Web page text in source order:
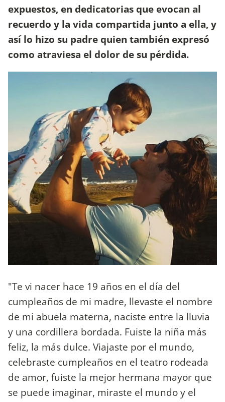
expuestos, en dedicatorias que evocan al
recuerdo y la vida compartida junto a ella, y
así lo hizo su padre quien también expresó
como atraviesa el dolor de su pérdida.
"Te vi nacer hace 19 años en el día del
cumpleaños de mi madre, llevaste el nombre
de mi abuela materna, naciste entre la lluvia
y una cordillera bordada. Fuiste la niña más
feliz, la más dulce. Viajaste por el mundo,
celebraste cumpleaños en el teatro rodeada
de amor, fuiste la mejor hermana mayor que
se puede imaginar, miraste el mundo y el